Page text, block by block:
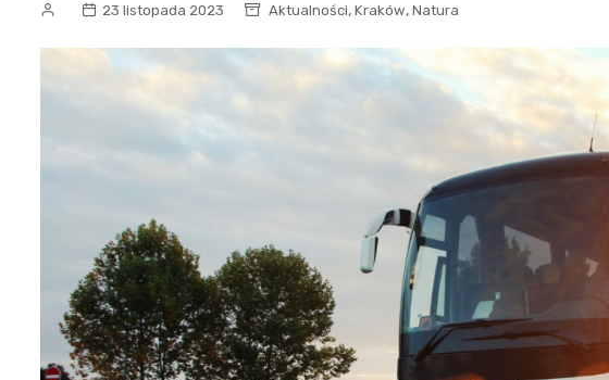
23 listopada 2023 Aktualności, Kraków, Natura